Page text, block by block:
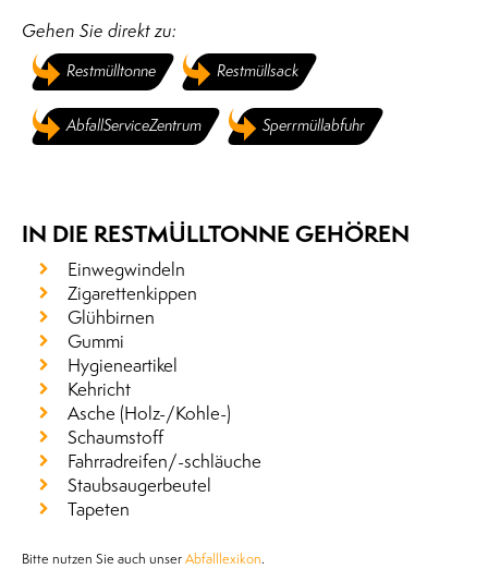
Gehen Sie direkt zu:
Restmülltonne Restmüllsack
AbfallServiceZentrum Sperrmüllabfuhr
IN DIE RESTMÜLLTONNE GEHÖREN
Einwegwindeln
Zigarettenkippen
Glühbirnen
Gummi
Hygieneartikel
Kehricht
Asche (Holz-/Kohle-)
Schaumstoff
Fahrradreifen/-schläuche
Staubsaugerbeutel
Tapeten
Bitte nutzen Sie auch unser Abfalllexikon.